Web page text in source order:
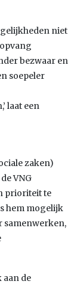
niet
bezwaar en
soepeler
laat een
zaken)
VNG
prioriteit te
hem mogelijk
samenwerken,
aan de